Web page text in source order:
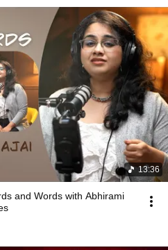
13:36
and Words with Abhirami